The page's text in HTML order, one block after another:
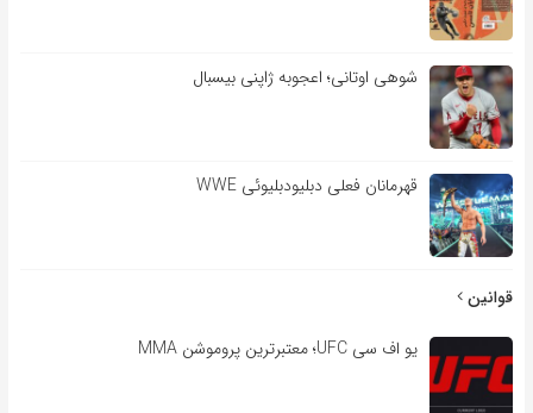
شوهی اوتانی؛ اعجوبه ژاپنی بیسبال
قهرمانان فعلی دبلیودبلیوئی WWE
قوانین
یو اف سی UFC؛ معتبرترین پروموشن MMA